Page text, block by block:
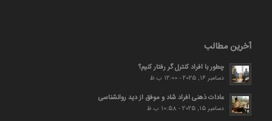
آخرین مطالب
چطور با افراد کنترل گر رفتار کنیم؟
دسامبر 16, 2025 - 12:00 ب.ظ
عادات ذهنی افراد شاد و موفق از دید روانشناسی
دسامبر 15, 2025 - 10:58 ب.ظ